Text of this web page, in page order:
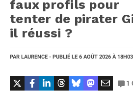
faux profils pour
tenter de pirater
il réussi ?
PAR LAURENCE - PUBLIÉ LE 6 AOÛT 2026 À 18H03
1